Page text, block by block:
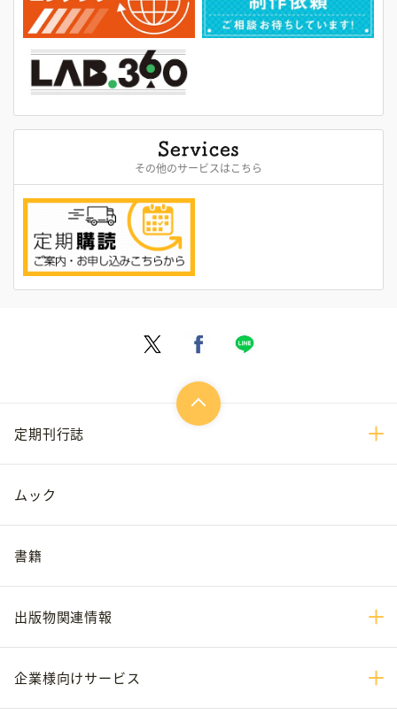
その他のサービスはこちら
定期刊行誌
ムック
書籍
出版物関連情報
企業様向けサービス